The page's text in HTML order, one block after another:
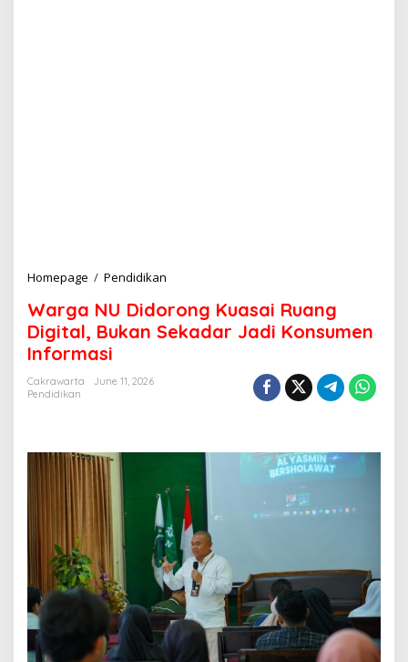
Homepage / Pendidikan
r
g
a
r
n
g
K
u
a
s
a
i
R
u
Warga NU Didorong Kuasai Ruang
Digital, Bukan Sekadar Jadi Konsumen
Informasi
Cakrawarta
June 11, 2026
Pendidikan